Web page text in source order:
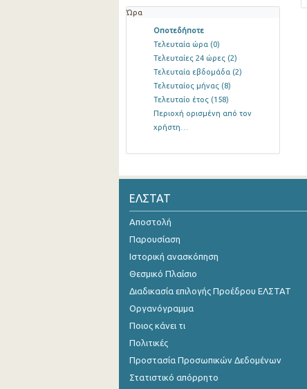
Ώρα
Οποτεδήποτε
Τελευταία ώρα (0)
Τελευταίες 24 ώρες (2)
Τελευταία εβδομάδα (2)
Τελευταίος μήνας (8)
Τελευταίο έτος (158)
Περιοχή ορισμένη από τον
χρήστη…
ΕΛΣΤΑΤ
Αποστολή
Παρουσίαση
Ιστορική ανασκόπηση
Θεσμικό Πλαίσιο
Διαδικασία επιλογής Προέδρου ΕΛΣΤΑΤ
Οργανόγραμμα
Ποιος κάνει τι
Πολιτικές
Προστασία Προσωπικών Δεδομένων
Στατιστικό απόρρητο